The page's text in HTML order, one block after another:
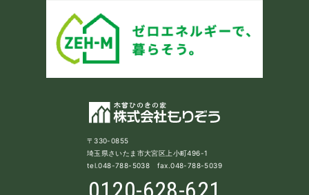
〒330-0855
埼玉県さいたま市大宮区上小町496-1
tel.048-788-5038 fax.048-788-5039